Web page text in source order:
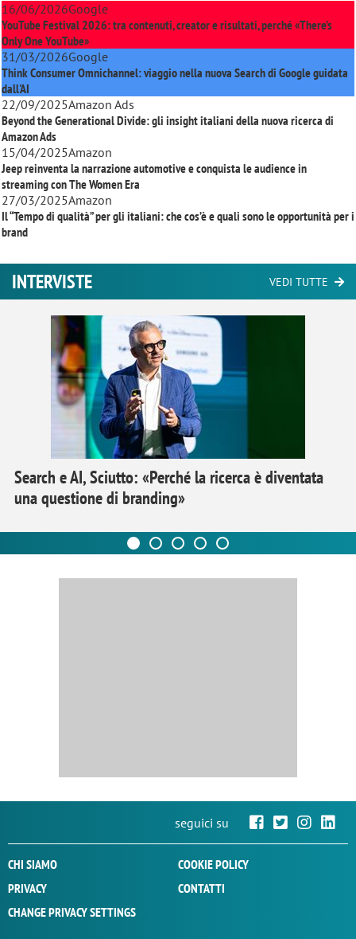
16/06/2026Google
YouTube Festival 2026: tra contenuti, creator e risultati, perché «There’s
Only One YouTube»
31/03/2026Google
Think Consumer Omnichannel: viaggio nella nuova Search di Google guidata
dall'AI
22/09/2025Amazon Ads
Beyond the Generational Divide: gli insight italiani della nuova ricerca di
Amazon Ads
15/04/2025Amazon
Jeep reinventa la narrazione automotive e conquista le audience in
streaming conThe Women Era
27/03/2025Amazon
Il “Tempo di qualità” per gli italiani: che cos’è e quali sono le opportunità per i
brand
INTERVISTE VEDI TUTTE
Search e AI, Sciutto: «Perché la ricerca è diventata
una questione di branding»
seguici su
CHI SIAMO
COOKIE POLICY
PRIVACY
CONTATTI
CHANGE PRIVACY SETTINGS